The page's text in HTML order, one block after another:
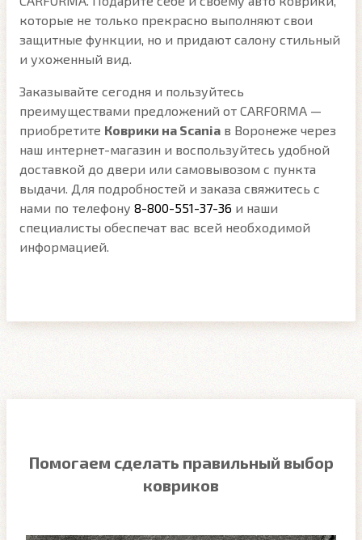
которые не только прекрасно выполняют свои
защитные функции, но и придают салону стильный
и ухоженный вид.
Заказывайте сегодня и пользуйтесь
преимуществами предложений от CARFORMA —
приобретите Коврики на Scania в Воронеже через
наш интернет-магазин и воспользуйтесь удобной
доставкой до двери или самовывозом с пункта
выдачи. Для подробностей и заказа свяжитесь с
нами по телефону 8-800-551-37-36 и наши
специалисты обеспечат вас всей необходимой
информацией.
Помогаем сделать правильный выбор
ковриков